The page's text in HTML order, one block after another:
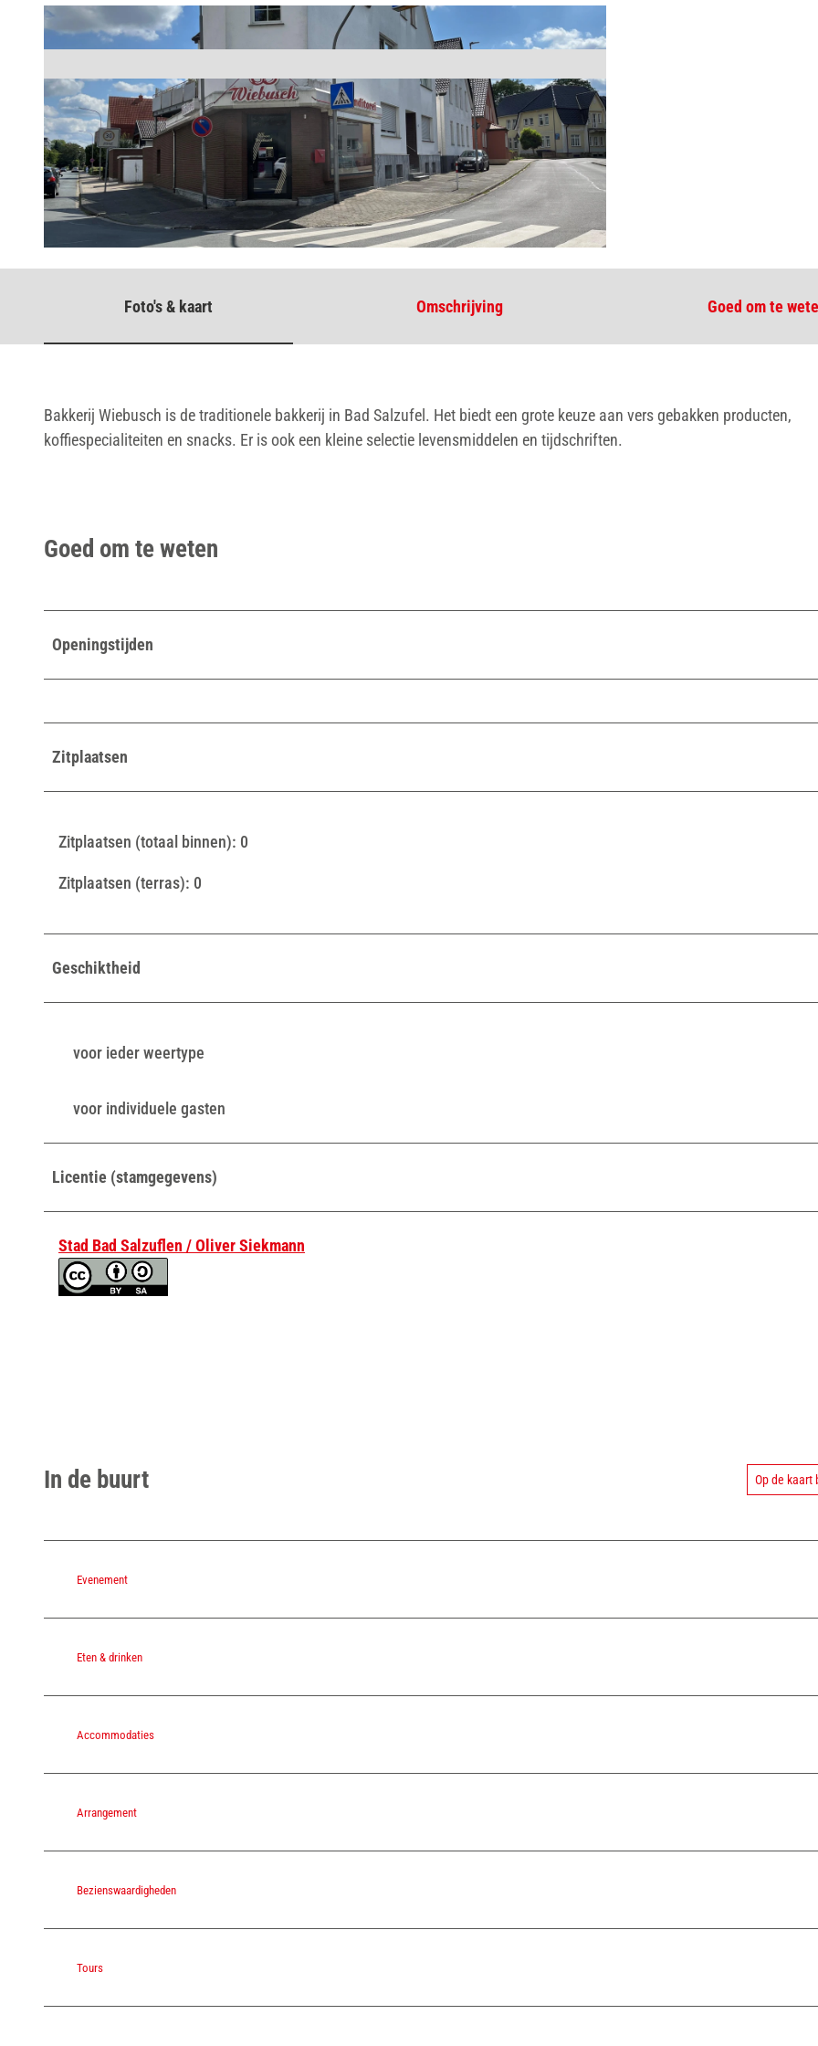
Foto's & kaart Omschrijving Goed om te
Bakkerij Wiebusch is de traditionele bakkerij in Bad Salzufel. Het biedt een grote keuze aan vers gebakken producten,
koffiespecialiteiten en snacks. Er is ook een kleine selectie levensmiddelen en tijdschriften.
Goed om te weten
Openingstijden
Zitplaatsen
Zitplaatsen (totaal binnen): 0
Zitplaatsen (terras): 0
Geschiktheid
voor ieder weertype
voor individuele gasten
Licentie (stamgegevens)
Stad Bad Salzuflen / Oliver Siekmann
In de buurt Op de kaart
Evenement
Eten & drinken
Accommodaties
Arrangement
Bezienswaardigheden
Tours